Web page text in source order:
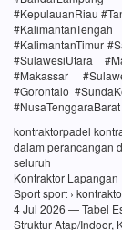
#KepulauanRiau
#KalimantanTimur
#SulawesiUtara
#Makassar
#Gorontalo
kontraktorpadel
dalam perancangan
seluruh
Kontraktor
Sport sport ›
4 Jul 2026 — Tabel
Struktur Atap/Indoor,